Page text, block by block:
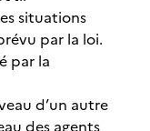
situations
par la loi.
par la
d’un autre
des agents